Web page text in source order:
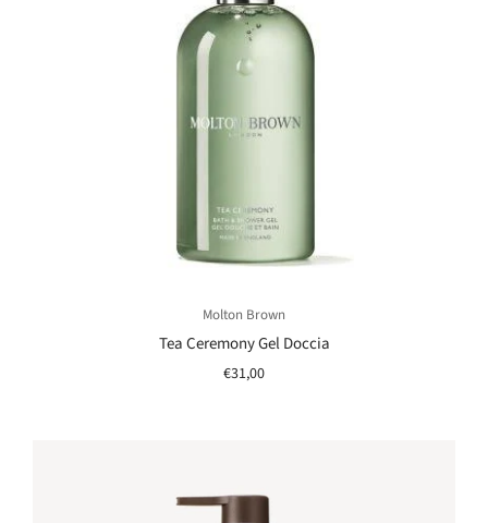
Molton Brown
Tea Ceremony Gel Doccia
€31,00